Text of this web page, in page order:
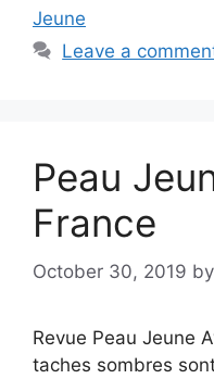
Jeune
Leave a
Peau
France
October 30, 2019 by
Revue Peau Jeune
taches sombres